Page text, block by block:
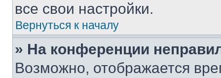
все свои настройки.
Вернуться к началу
» На конференции
Возможно, отображается